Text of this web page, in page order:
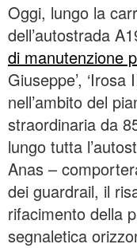
Oggi, lungo la
dell’autostrada
di manutenzione
Giuseppe’, ‘Irosa
nell’ambito del
straordinaria da
lungo tutta
Anas –
dei guardrail, il
rifacimento della
segnaletica